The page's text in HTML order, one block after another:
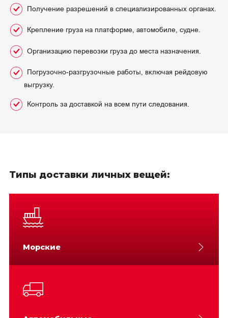
Получение разрешений в специализированных органах.
Крепление груза на платформе, автомобиле, судне.
Организацию перевозки груза до места назначения.
Погрузочно-разгрузочные работы, включая рейдовую
выгрузку.
Контроль за доставкой на всем пути следования.
Типы доставки личных вещей:
Морские